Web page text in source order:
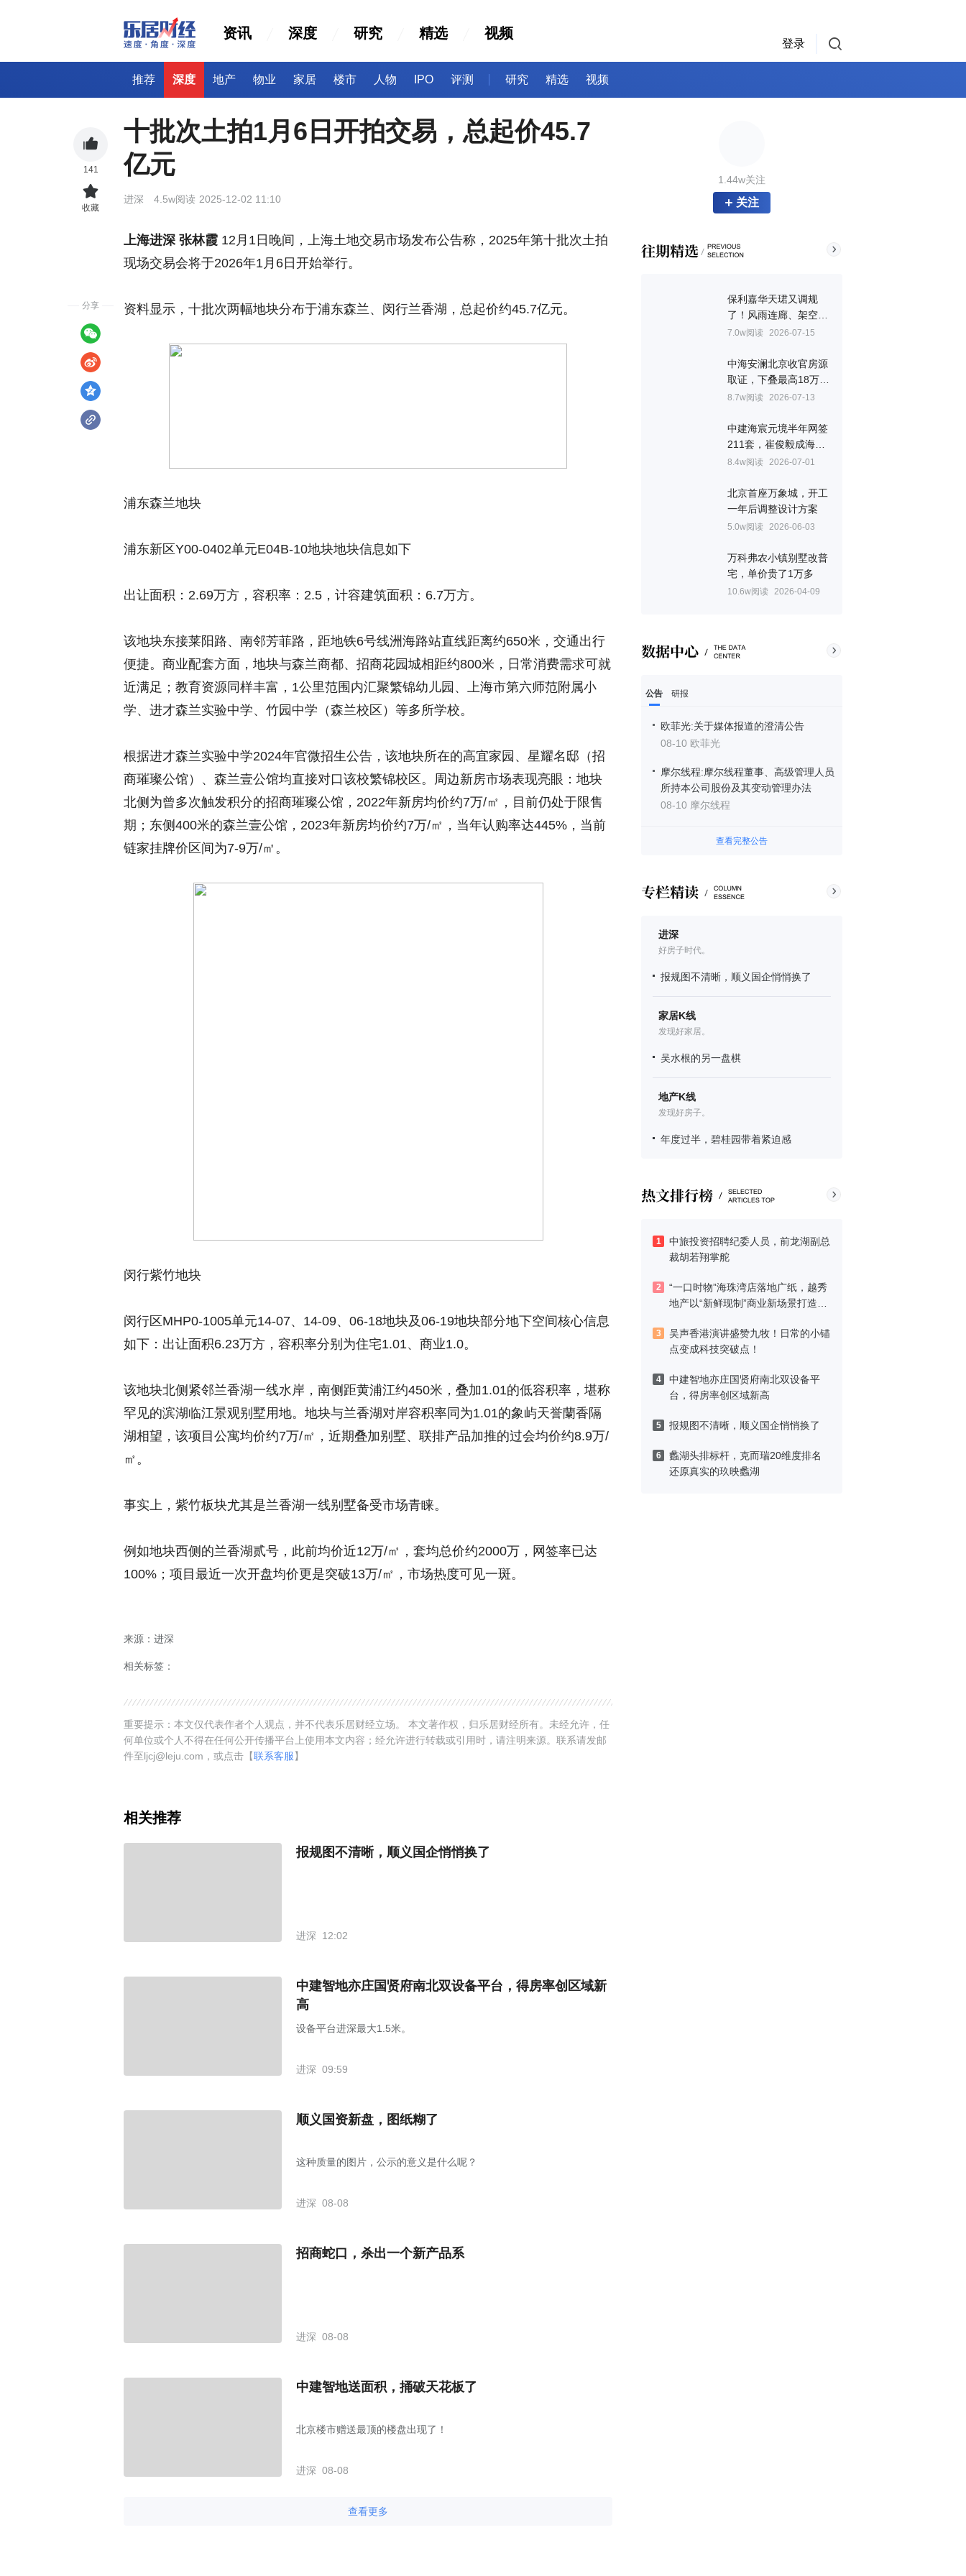
资讯 深度 研究 精选 视频
登录
推荐 深度 地产 物业 家居 楼市 人物 IPO 评测 研究 精选 视频
1.44w关注
关注
保利嘉华天珺又调规
了！风雨连廊、架空
层、设备平台、一步阳
7.0w阅读 2026-07-15
中海安澜北京收官房源
取证，下叠最高18万/
㎡
8.7w阅读 2026-07-13
中建海宸元境半年网签
211套，崔俊毅成海淀
顶流
8.4w阅读 2026-07-01
北京首座万象城，开工
一年后调整设计方案
5.0w阅读 2026-06-03
万科弗农小镇别墅改普
宅，单价贵了1万多
10.6w阅读 2026-04-09
公告 研报
欧菲光:关于媒体报道的澄清公告
08-10 欧菲光
摩尔线程:摩尔线程董事、高级管理人员
所持本公司股份及其变动管理办法
08-10 摩尔线程
查看完整公告
进深
好房子时代。
报规图不清晰，顺义国企悄悄换了
家居K线
发现好家居。
吴水根的另一盘棋
地产K线
发现好房子。
年度过半，碧桂园带着紧迫感
1
中旅投资招聘纪委人员，前龙湖副总
裁胡若翔掌舵
2
“一口时物”海珠湾店落地广纸，越秀
地产以“新鲜现制”商业新场景打造社
3
吴声香港演讲盛赞九牧！日常的小锚
点变成科技突破点！
4
中建智地亦庄国贤府南北双设备平
台，得房率创区域新高
5 报规图不清晰，顺义国企悄悄换了
6
蠡湖头排标杆，克而瑞20维度排名
还原真实的玖映蠡湖
十批次土拍1月6日开拍交易，总起价45.7
亿元
进深 4.5w阅读 2025-12-02 11:10
上海进深 张林霞 12月1日晚间，上海土地交易市场发布公告称，2025年第十批次土拍
现场交易会将于2026年1月6日开始举行。
资料显示，十批次两幅地块分布于浦东森兰、闵行兰香湖，总起价约45.7亿元。
浦东森兰地块
浦东新区Y00-0402单元E04B-10地块地块信息如下
出让面积：2.69万方，容积率：2.5，计容建筑面积：6.7万方。
该地块东接莱阳路、南邻芳菲路，距地铁6号线洲海路站直线距离约650米，交通出行
便捷。商业配套方面，地块与森兰商都、招商花园城相距约800米，日常消费需求可就
近满足；教育资源同样丰富，1公里范围内汇聚繁锦幼儿园、上海市第六师范附属小
学、进才森兰实验中学、竹园中学（森兰校区）等多所学校。
根据进才森兰实验中学2024年官微招生公告，该地块所在的高宜家园、星耀名邸（招
商璀璨公馆）、森兰壹公馆均直接对口该校繁锦校区。周边新房市场表现亮眼：地块
北侧为曾多次触发积分的招商璀璨公馆，2022年新房均价约7万/㎡，目前仍处于限售
期；东侧400米的森兰壹公馆，2023年新房均价约7万/㎡，当年认购率达445%，当前
链家挂牌价区间为7-9万/㎡。
闵行紫竹地块
闵行区MHP0-1005单元14-07、14-09、06-18地块及06-19地块部分地下空间核心信息
如下：出让面积6.23万方，容积率分别为住宅1.01、商业1.0。
该地块北侧紧邻兰香湖一线水岸，南侧距黄浦江约450米，叠加1.01的低容积率，堪称
罕见的滨湖临江景观别墅用地。地块与兰香湖对岸容积率同为1.01的象屿天誉蘭香隔
湖相望，该项目公寓均价约7万/㎡，近期叠加别墅、联排产品加推的过会均价约8.9万/
㎡。
事实上，紫竹板块尤其是兰香湖一线别墅备受市场青睐。
例如地块西侧的兰香湖贰号，此前均价近12万/㎡，套均总价约2000万，网签率已达
100%；项目最近一次开盘均价更是突破13万/㎡，市场热度可见一斑。
来源：进深
相关标签：
重要提示：本文仅代表作者个人观点，并不代表乐居财经立场。 本文著作权，归乐居财经所有。未经允许，任
何单位或个人不得在任何公开传播平台上使用本文内容；经允许进行转载或引用时，请注明来源。联系请发邮
件至ljcj@leju.com，或点击【联系客服】
相关推荐
报规图不清晰，顺义国企悄悄换了
进深 12:02
中建智地亦庄国贤府南北双设备平台，得房率创区域新
高
设备平台进深最大1.5米。
进深 09:59
顺义国资新盘，图纸糊了
这种质量的图片，公示的意义是什么呢？
进深 08-08
招商蛇口，杀出一个新产品系
进深 08-08
中建智地送面积，捅破天花板了
北京楼市赠送最顶的楼盘出现了！
进深 08-08
查看更多
141
收藏
分享